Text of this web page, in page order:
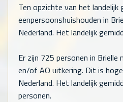
Ten opzichte van het landelijk
eenpersoonshuishouden in
Nederland. Het landelijk
Er zijn 725 personen in Brielle
en/of AO uitkering. Dit is
Nederland. Het landelijk
personen.